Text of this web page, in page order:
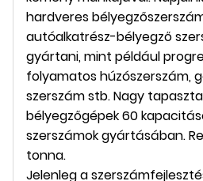
hardveres
autóalkatrész-bélyegző
gyártani, mint például
folyamatos húzószerszám,
szerszám stb. Nagy
bélyegzőgépek 60
szerszámok gyártásában.
tonna.
Jelenleg a